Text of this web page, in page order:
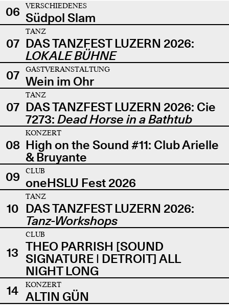
06
VERSCHIEDENES
Südpol Slam
07
TANZ
DAS TANZFEST LUZERN 2026:
LOKALE BÜHNE
07
GASTVERANSTALTUNG
Wein im Ohr
07
TANZ
DAS TANZFEST LUZERN 2026: Cie
7273: Dead Horse in a Bathtub
08
KONZERT
High on the Sound #11: Club Arielle
& Bruyante
09
CLUB
oneHSLU Fest 2026
10
TANZ
DAS TANZFEST LUZERN 2026:
Tanz-Workshops
13
CLUB
THEO PARRISH [SOUND
SIGNATURE | DETROIT] ALL
NIGHT LONG
14
KONZERT
ALTIN GÜN